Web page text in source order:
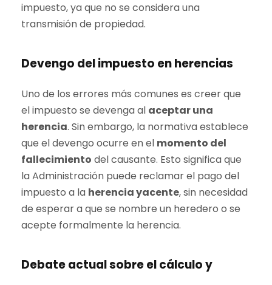
impuesto, ya que no se considera una
transmisión de propiedad.
Devengo del impuesto en herencias
Uno de los errores más comunes es creer que
el impuesto se devenga al aceptar una
herencia. Sin embargo, la normativa establece
que el devengo ocurre en el momento del
fallecimiento del causante. Esto significa que
la Administración puede reclamar el pago del
impuesto a la herencia yacente, sin necesidad
de esperar a que se nombre un heredero o se
acepte formalmente la herencia.
Debate actual sobre el cálculo y